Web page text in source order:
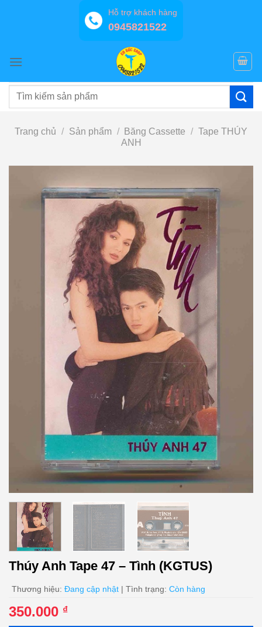
Hỗ trợ khách hàng
0945821522
Tìm
Trang chủ / Sản phẩm / Băng Cassette / Tape THÚY
ANH
Thúy Anh Tape 47 – Tình (KGTUS)
Thương hiệu: Đang cập nhật | Tình trạng: Còn hàng
350.000 ₫